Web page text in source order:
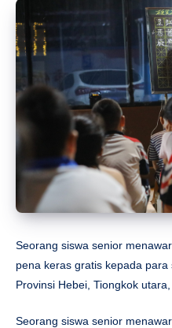
Seorang siswa senior
pena keras gratis kepada para
Provinsi Hebei, Tiongkok
Seorang siswa senior